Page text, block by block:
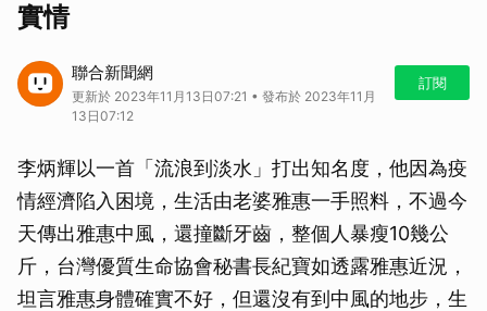
實情
聯合新聞網
更新於 2023年11月13日07:21 • 發布於 2023年11月
13日07:12
訂閱
李炳輝以一首「流浪到淡水」打出知名度，他因為疫
情經濟陷入困境，生活由老婆雅惠一手照料，不過今
天傳出雅惠中風，還撞斷牙齒，整個人暴瘦10幾公
斤，台灣優質生命協會秘書長紀寶如透露雅惠近況，
坦言雅惠身體確實不好，但還沒有到中風的地步，生